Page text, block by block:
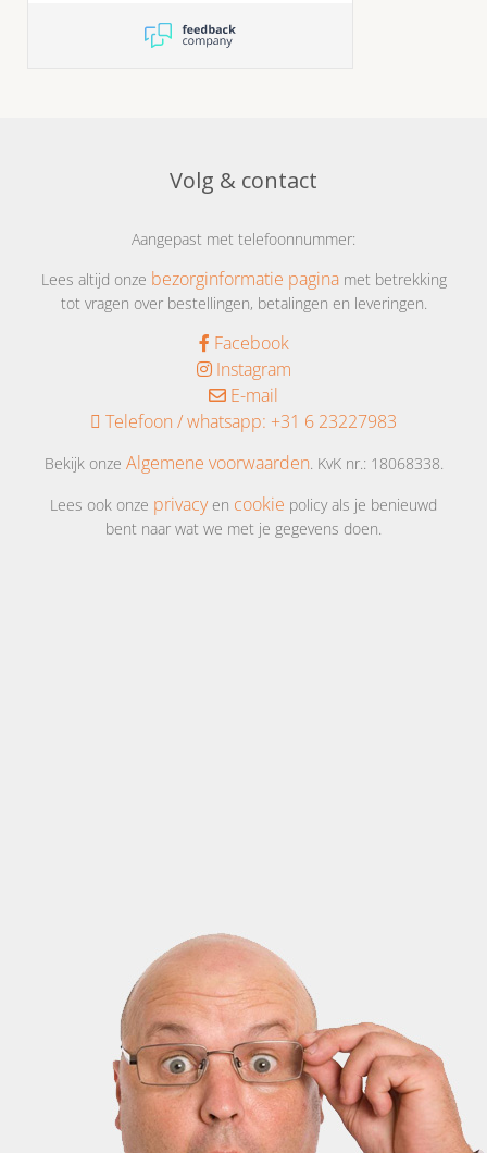
Volg & contact
Aangepast met telefoonnummer:
Lees altijd onze bezorginformatie paginamet betrekking
tot vragen over bestellingen, betalingen en leveringen.
Facebook
Instagram
E-mail
Telefoon / whatsapp: +31 6 23227983
Bekijk onze Algemene voorwaarden. KvK nr.: 18068338.
Lees ook onze privacyen cookie policy als je benieuwd
bent naar wat we met je gegevens doen.